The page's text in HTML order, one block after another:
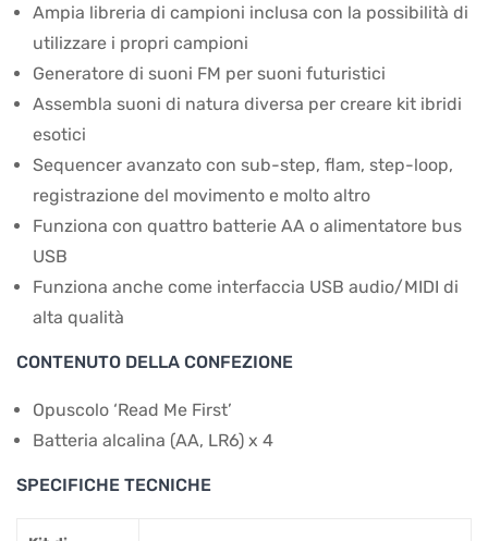
Ampia libreria di campioni inclusa con la possibilità di
utilizzare i propri campioni
Generatore di suoni FM per suoni futuristici
Assembla suoni di natura diversa per creare kit ibridi
esotici
Sequencer avanzato con sub-step, flam, step-loop,
registrazione del movimento e molto altro
Funziona con quattro batterie AA o alimentatore bus
USB
Funziona anche come interfaccia USB audio/MIDI di
alta qualità
CONTENUTO DELLA CONFEZIONE
Opuscolo ‘Read Me First’
Batteria alcalina (AA, LR6) x 4
SPECIFICHE TECNICHE